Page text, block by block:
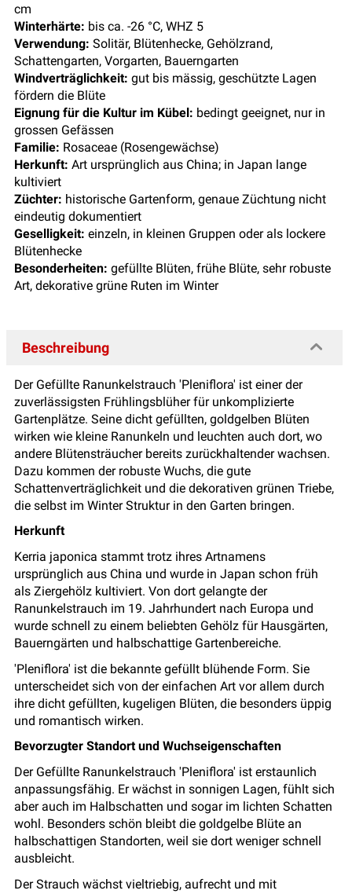
cm
Winterhärte: bis ca. -26 °C, WHZ 5
Verwendung: Solitär, Blütenhecke, Gehölzrand,
Schattengarten, Vorgarten, Bauerngarten
Windverträglichkeit: gut bis mässig, geschützte Lagen
fördern die Blüte
Eignung für die Kultur im Kübel: bedingt geeignet, nur in
grossen Gefässen
Familie: Rosaceae (Rosengewächse)
Herkunft: Art ursprünglich aus China; in Japan lange
kultiviert
Züchter: historische Gartenform, genaue Züchtung nicht
eindeutig dokumentiert
Geselligkeit: einzeln, in kleinen Gruppen oder als lockere
Blütenhecke
Besonderheiten: gefüllte Blüten, frühe Blüte, sehr robuste
Art, dekorative grüne Ruten im Winter
Beschreibung
Der Gefüllte Ranunkelstrauch 'Pleniflora' ist einer der
zuverlässigsten Frühlingsblüher für unkomplizierte
Gartenplätze. Seine dicht gefüllten, goldgelben Blüten
wirken wie kleine Ranunkeln und leuchten auch dort, wo
andere Blütensträucher bereits zurückhaltender wachsen.
Dazu kommen der robuste Wuchs, die gute
Schattenverträglichkeit und die dekorativen grünen Triebe,
die selbst im Winter Struktur in den Garten bringen.
Herkunft
Kerria japonica stammt trotz ihres Artnamens
ursprünglich aus China und wurde in Japan schon früh
als Ziergehölz kultiviert. Von dort gelangte der
Ranunkelstrauch im 19. Jahrhundert nach Europa und
wurde schnell zu einem beliebten Gehölz für Hausgärten,
Bauerngärten und halbschattige Gartenbereiche.
'Pleniflora' ist die bekannte gefüllt blühende Form. Sie
unterscheidet sich von der einfachen Art vor allem durch
ihre dicht gefüllten, kugeligen Blüten, die besonders üppig
und romantisch wirken.
Bevorzugter Standort und Wuchseigenschaften
Der Gefüllte Ranunkelstrauch 'Pleniflora' ist erstaunlich
anpassungsfähig. Er wächst in sonnigen Lagen, fühlt sich
aber auch im Halbschatten und sogar im lichten Schatten
wohl. Besonders schön bleibt die goldgelbe Blüte an
halbschattigen Standorten, weil sie dort weniger schnell
ausbleicht.
Der Strauch wächst vieltriebig, aufrecht und mit